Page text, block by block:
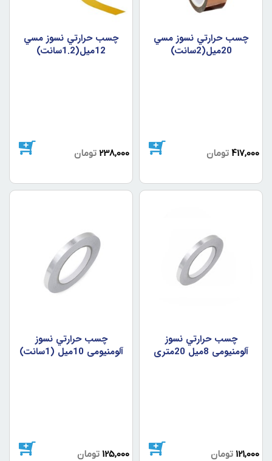
چسب حرارتي نسوز مسي
20ميل(2سانت)
417,000 تومان
چسب حرارتي نسوز مسي
12ميل(1.2سانت)
238,000 تومان
چسب حرارتي نسوز
آلومنيومي 8ميل 20متري
121,000 تومان
چسب حرارتي نسوز
آلومنيومي 10ميل (1سانت)
125,000 تومان